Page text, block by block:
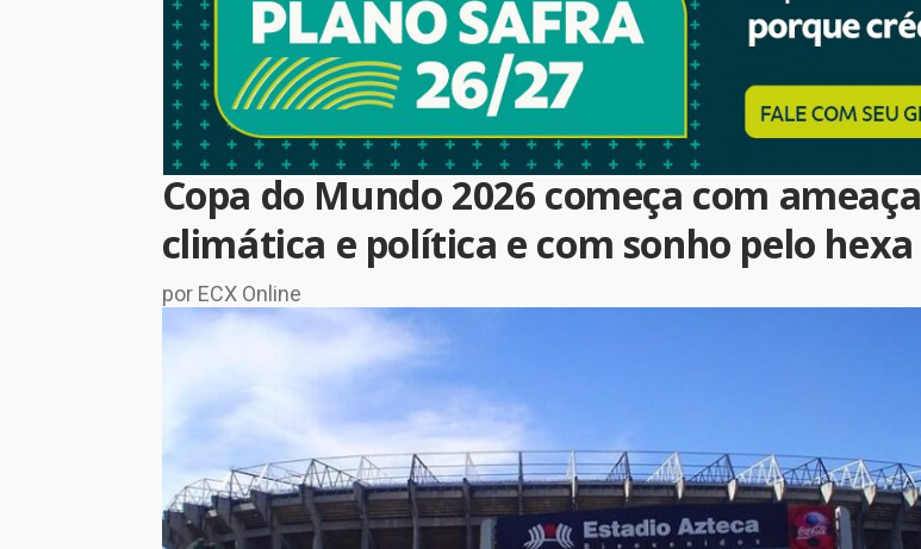
Copa do Mundo 2026 começa com ameaça
climática e política e com sonho pelo hexa
por ECX Online